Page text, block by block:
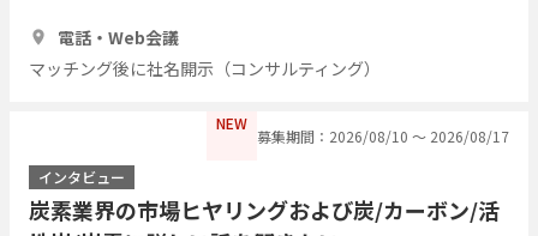
電話・Web会議
マッチング後に社名開示（コンサルティング）
NEW
募集期間：2026/08/10 〜 2026/08/17
インタビュー
炭素業界の市場ヒヤリングおよび炭/カーボン/活